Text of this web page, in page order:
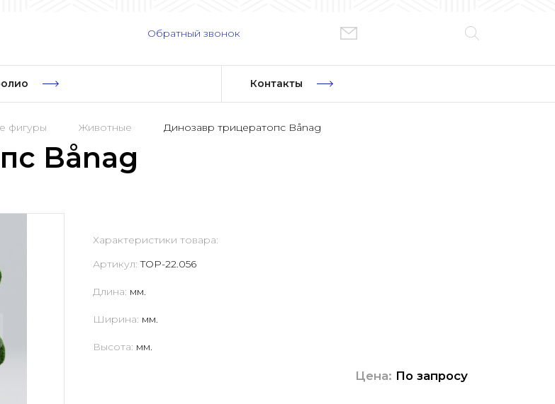
Обратный звонок
Контакты
фигуры Животные Динозавр трицератопс Bånag
Bånag
Характеристики товара:
Артикул:TOP-22.056
Длина: мм.
Ширина: мм.
Высота: мм.
Цена: По запросу